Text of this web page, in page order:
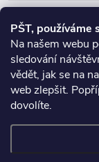
PŠT, používáme
Na našem webu
sledování
vědět, jak se na
web zlepšit.
dovolíte.
Přijímáme